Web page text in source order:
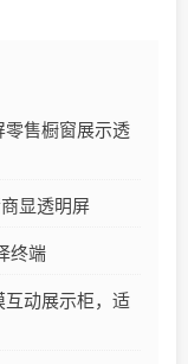
零售橱窗展示透
显透明屏
终端
互动展示柜，适